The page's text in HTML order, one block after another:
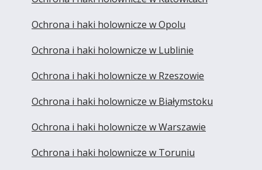
Ochrona i haki holownicze w Opolu
Ochrona i haki holownicze w Lublinie
Ochrona i haki holownicze w Rzeszowie
Ochrona i haki holownicze w Białymstoku
Ochrona i haki holownicze w Warszawie
Ochrona i haki holownicze w Toruniu